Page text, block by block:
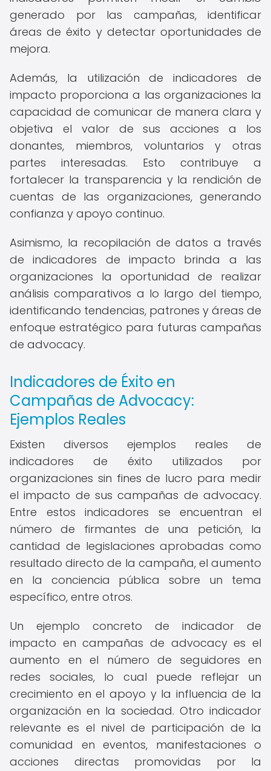
generado por las campañas, identificar
áreas de éxito y detectar oportunidades de
mejora.
Además, la utilización de indicadores de
impacto proporciona a las organizaciones la
capacidad de comunicar de manera clara y
objetiva el valor de sus acciones a los
donantes, miembros, voluntarios y otras
partes interesadas. Esto contribuye a
fortalecer la transparencia y la rendición de
cuentas de las organizaciones, generando
confianza y apoyo continuo.
Asimismo, la recopilación de datos a través
de indicadores de impacto brinda a las
organizaciones la oportunidad de realizar
análisis comparativos a lo largo del tiempo,
identificando tendencias, patrones y áreas de
enfoque estratégico para futuras campañas
de advocacy.
Indicadores de Éxito en
Campañas de Advocacy:
Ejemplos Reales
Existen diversos ejemplos reales de
indicadores de éxito utilizados por
organizaciones sin fines de lucro para medir
el impacto de sus campañas de advocacy.
Entre estos indicadores se encuentran el
número de firmantes de una petición, la
cantidad de legislaciones aprobadas como
resultado directo de la campaña, el aumento
en la conciencia pública sobre un tema
específico, entre otros.
Un ejemplo concreto de indicador de
impacto en campañas de advocacy es el
aumento en el número de seguidores en
redes sociales, lo cual puede reflejar un
crecimiento en el apoyo y la influencia de la
organización en la sociedad. Otro indicador
relevante es el nivel de participación de la
comunidad en eventos, manifestaciones o
acciones directas promovidas por la